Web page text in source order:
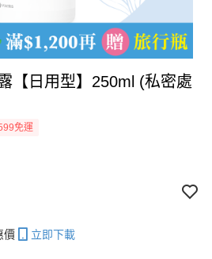
【日用型】250ml (私密處
免運
價 立即下載